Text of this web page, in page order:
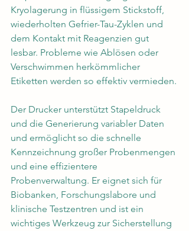
Kryolagerung in flüssigem Stickstoff,
wiederholten Gefrier-Tau-Zyklen und
dem Kontakt mit Reagenzien gut
lesbar. Probleme wie Ablösen oder
Verschwimmen herkömmlicher
Etiketten werden so effektiv vermieden.
Der Drucker unterstützt Stapeldruck
und die Generierung variabler Daten
und ermöglicht so die schnelle
Kennzeichnung großer Probenmengen
und eine effizientere
Probenverwaltung. Er eignet sich für
Biobanken, Forschungslabore und
klinische Testzentren und ist ein
wichtiges Werkzeug zur Sicherstellung